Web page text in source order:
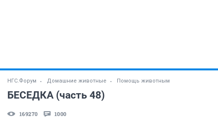
НГС.Форум Домашние животные Помощь животным
БЕСЕДКА (часть 48)
169270 1000